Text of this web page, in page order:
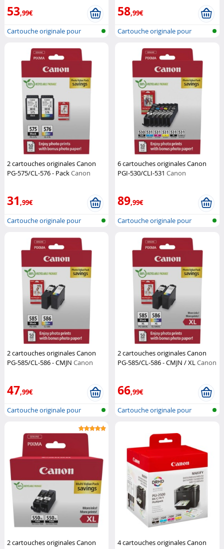
53,99€
Cartouche originale pour
58,99€
Cartouche originale pour
2 cartouches originales Canon
PG-575/CL-576 - PackCanon
31,99€
Cartouche originale pour
6 cartouches originales Canon
PGI-530/CLI-531Canon
89,99€
Cartouche originale pour
2 cartouches originales Canon
PG-585/CL-586 - CMJN Canon
47,99€
Cartouche originale pour
2 cartouches originales Canon
PG-585/CL-586 - CMJN / XLCanon
66,99€
Cartouche originale pour
2 cartouches originales Canon
4 cartouches originales Canon